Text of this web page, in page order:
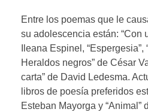
Entre los poemas que le
su adolescencia están: “Con
Ileana Espinel, “Espergesia”,
Heraldos negros” de César
carta” de David Ledesma.
libros de poesía preferidos
Esteban Mayorga y “Animal”